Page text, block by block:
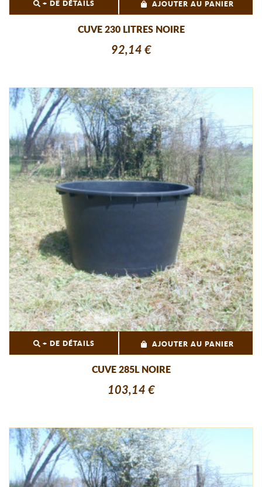
+ DE DÉTAILS AJOUTER AU PANIER
CUVE 230 LITRES NOIRE
92,14 €
+ DE DÉTAILS AJOUTER AU PANIER
CUVE 285L NOIRE
103,14 €